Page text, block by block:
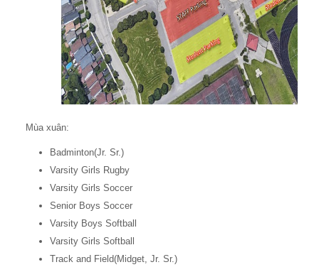
Mùa xuân:
Badminton(Jr. Sr.)
Varsity Girls Rugby
Varsity Girls Soccer
Senior Boys Soccer
Varsity Boys Softball
Varsity Girls Softball
Track and Field(Midget, Jr. Sr.)